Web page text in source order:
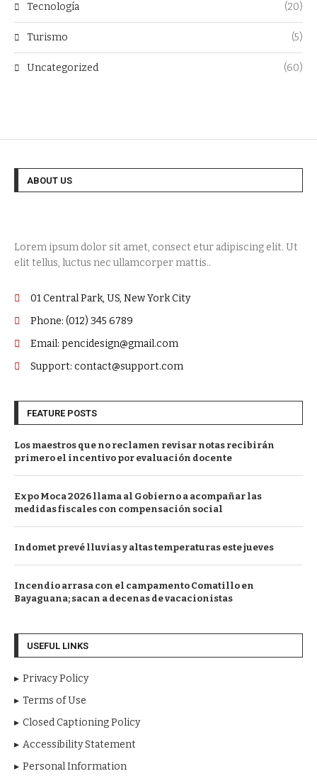
Tecnología (20)
Turismo (5)
Uncategorized (60)
ABOUT US
Lorem ipsum dolor sit amet, consect etur adipiscing elit. Ut
elit tellus, luctus nec ullamcorper mattis..
01 Central Park, US, New York City
Phone: (012) 345 6789
Email: pencidesign@gmail.com
Support: contact@support.com
FEATURE POSTS
Los maestros que no reclamen revisar notas recibirán
primero el incentivo por evaluación docente
Expo Moca 2026 llama al Gobierno a acompañar las
medidas fiscales con compensación social
Indomet prevé lluvias y altas temperaturas este jueves
Incendio arrasa con el campamento Comatillo en
Bayaguana; sacan a decenas de vacacionistas
USEFUL LINKS
Privacy Policy
Terms of Use
Closed Captioning Policy
Accessibility Statement
Personal Information